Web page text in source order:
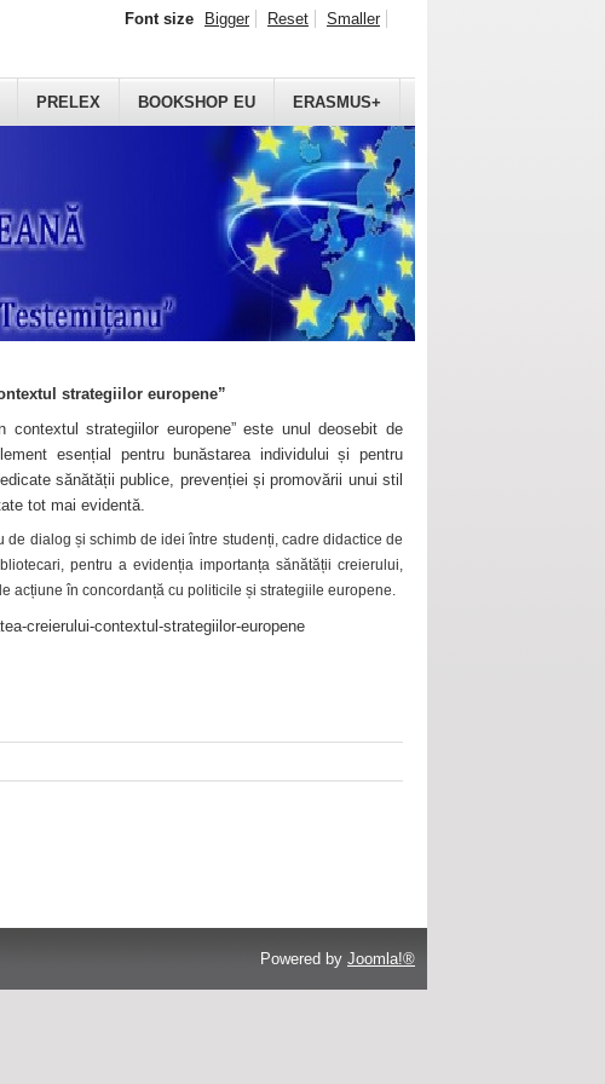
PRELEX BOOKSHOP EU ERASMUS+
Font size Bigger Reset Smaller
strategiilor europene”
strategiilor europene” este unul deosebit de
esențial pentru bunăstarea individului și pentru
sănătății publice, prevenției și promovării unui stil
tot mai evidentă.
dialog și schimb de idei între studenți, cadre didactice de
pentru a evidenția importanța sănătății creierului,
acțiune în concordanță cu politicile și strategiile europene.
creierului-contextul-strategiilor-europene
Powered by Joomla!®